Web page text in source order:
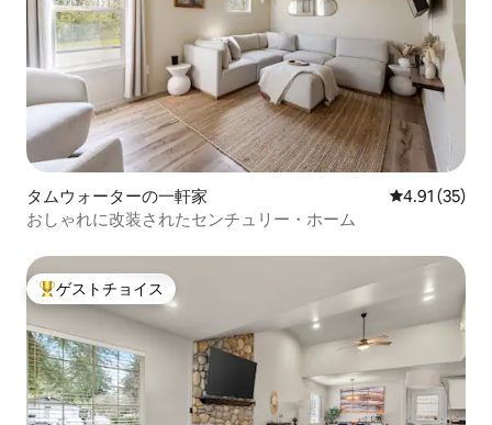
タムウォーターの一軒家 レビュー35
4.91 (35)
おしゃれに改装されたセンチュリー・ホーム
大好評のゲストチョイスです。
ゲストチョイス